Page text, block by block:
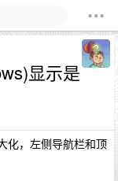
显示是
化，左侧导航栏和顶